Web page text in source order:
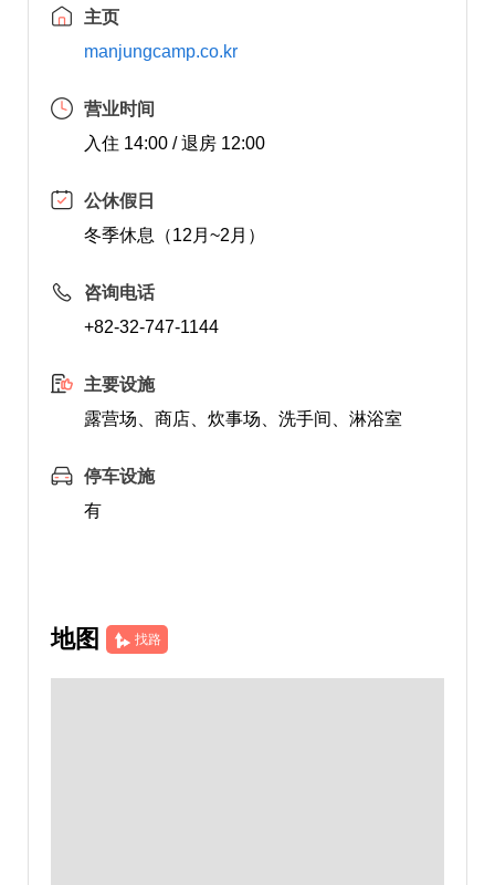
主页
manjungcamp.co.kr
营业时间
入住 14:00 / 退房 12:00
公休假日
冬季休息（12月~2月）
咨询电话
+82-32-747-1144
主要设施
露营场、商店、炊事场、洗手间、淋浴室
停车设施
有
地图 找路